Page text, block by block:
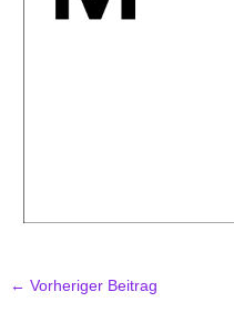
← Vorheriger Beitrag